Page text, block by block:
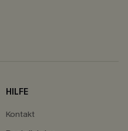
HILFE
Kontakt